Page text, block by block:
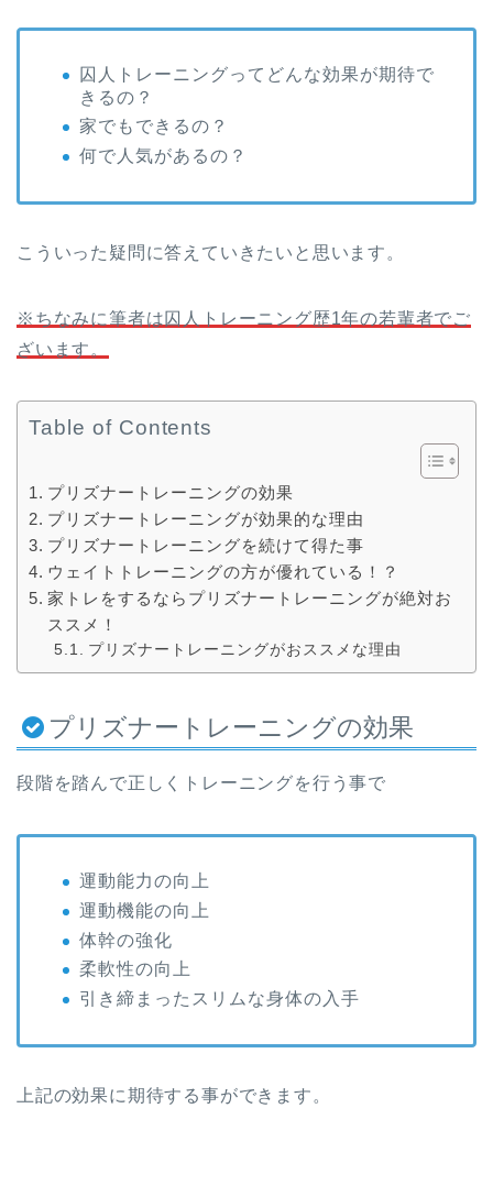
囚人トレーニングってどんな効果が期待で
きるの？
家でもできるの？
何で人気があるの？
こういった疑問に答えていきたいと思います。
※ちなみに筆者は囚人トレーニング歴1年の若輩者でご
ざいます。
Table of Contents
プリズナートレーニングの効果
プリズナートレーニングが効果的な理由
プリズナートレーニングを続けて得た事
ウェイトトレーニングの方が優れている！？
家トレをするならプリズナートレーニングが絶対お
ススメ！
プリズナートレーニングがおススメな理由
プリズナートレーニングの効果
段階を踏んで正しくトレーニングを行う事で
運動能力の向上
運動機能の向上
体幹の強化
柔軟性の向上
引き締まったスリムな身体の入手
上記の効果に期待する事ができます。